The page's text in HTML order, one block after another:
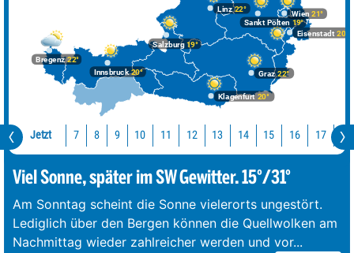
Bregenz22°
Graz22°
Innsbruck20°
Klagenfurt 20°
Linz22°
Salzburg19°
Wien 21°
Eisenstadt 20°
Sankt Pölten 19°
Jetzt 7 8 9 10 11 12 13 14 15 16 17 18
Viel Sonne, später im SW Gewitter. 15°/31°
Am Sonntag scheint die Sonne vielerorts ungestört.
Lediglich über den Bergen können die Quellwolken am
Nachmittag wieder zahlreicher werden und vor...